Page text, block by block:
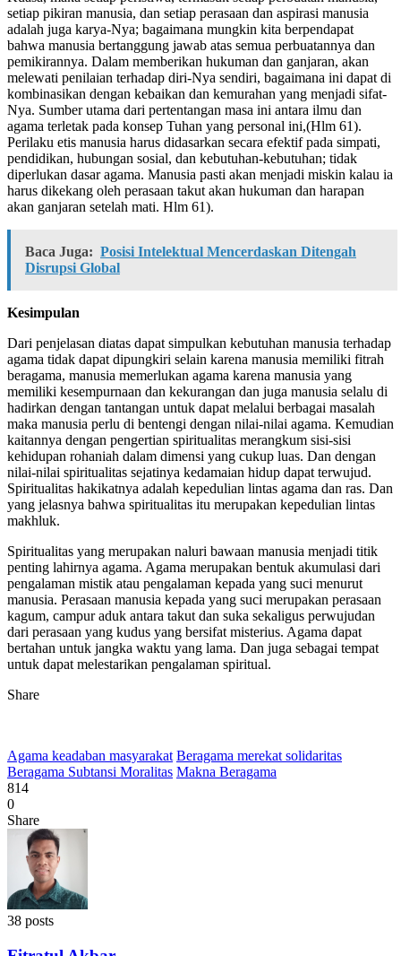
setiap pikiran manusia, dan setiap perasaan dan aspirasi manusia
adalah juga karya-Nya; bagaimana mungkin kita berpendapat
bahwa manusia bertanggung jawab atas semua perbuatannya dan
pemikirannya. Dalam memberikan hukuman dan ganjaran, akan
melewati penilaian terhadap diri-Nya sendiri, bagaimana ini dapat di
kombinasikan dengan kebaikan dan kemurahan yang menjadi sifat-
Nya. Sumber utama dari pertentangan masa ini antara ilmu dan
agama terletak pada konsep Tuhan yang personal ini,(Hlm 61).
Perilaku etis manusia harus didasarkan secara efektif pada simpati,
pendidikan, hubungan sosial, dan kebutuhan-kebutuhan; tidak
diperlukan dasar agama. Manusia pasti akan menjadi miskin kalau ia
harus dikekang oleh perasaan takut akan hukuman dan harapan
akan ganjaran setelah mati. Hlm 61).
Baca Juga: Posisi Intelektual Mencerdaskan Ditengah
Disrupsi Global
Kesimpulan
Dari penjelasan diatas dapat simpulkan kebutuhan manusia terhadap
agama tidak dapat dipungkiri selain karena manusia memiliki fitrah
beragama, manusia memerlukan agama karena manusia yang
memiliki kesempurnaan dan kekurangan dan juga manusia selalu di
hadirkan dengan tantangan untuk dapat melalui berbagai masalah
maka manusia perlu di bentengi dengan nilai-nilai agama. Kemudian
kaitannya dengan pengertian spiritualitas merangkum sisi-sisi
kehidupan rohaniah dalam dimensi yang cukup luas. Dan dengan
nilai-nilai spiritualitas sejatinya kedamaian hidup dapat terwujud.
Spiritualitas hakikatnya adalah kepedulian lintas agama dan ras. Dan
yang jelasnya bahwa spiritualitas itu merupakan kepedulian lintas
makhluk.
Spiritualitas yang merupakan naluri bawaan manusia menjadi titik
penting lahirnya agama. Agama merupakan bentuk akumulasi dari
pengalaman mistik atau pengalaman kepada yang suci menurut
manusia. Perasaan manusia kepada yang suci merupakan perasaan
kagum, campur aduk antara takut dan suka sekaligus perwujudan
dari perasaan yang kudus yang bersifat misterius. Agama dapat
bertahan untuk jangka waktu yang lama. Dan juga sebagai tempat
untuk dapat melestarikan pengalaman spiritual.
Share
Agama keadaban masyarakat Beragama merekat solidaritas
Beragama Subtansi Moralitas Makna Beragama
814
0
Share
38 posts